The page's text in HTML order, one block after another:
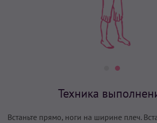
Техника
Встаньте прямо, ноги на ширине плеч.